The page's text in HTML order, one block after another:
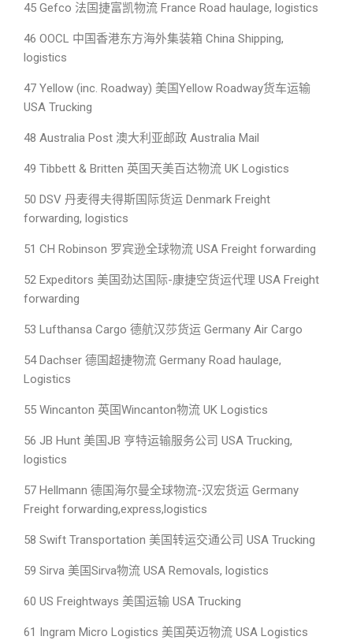
45 Gefco 法国捷富凯物流 France Road haulage, logistics
46 OOCL 中国香港东方海外集装箱 China Shipping,
logistics
47 Yellow (inc. Roadway) 美国Yellow Roadway货车运输
USA Trucking
48 Australia Post 澳大利亚邮政 Australia Mail
49 Tibbett & Britten 英国天美百达物流 UK Logistics
50 DSV 丹麦得夫得斯国际货运 Denmark Freight
forwarding, logistics
51 CH Robinson 罗宾逊全球物流 USA Freight forwarding
52 Expeditors 美国劲达国际-康捷空货运代理 USA Freight
forwarding
53 Lufthansa Cargo 德航汉莎货运 Germany Air Cargo
54 Dachser 德国超捷物流 Germany Road haulage,
Logistics
55 Wincanton 英国Wincanton物流 UK Logistics
56 JB Hunt 美国JB 亨特运输服务公司 USA Trucking,
logistics
57 Hellmann 德国海尔曼全球物流-汉宏货运 Germany
Freight forwarding,express,logistics
58 Swift Transportation 美国转运交通公司 USA Trucking
59 Sirva 美国Sirva物流 USA Removals, logistics
60 US Freightways 美国运输 USA Trucking
61 Ingram Micro Logistics 美国英迈物流 USA Logistics